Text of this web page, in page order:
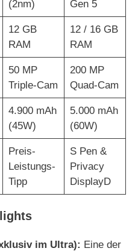
(2nm) Gen 5
12 GB
RAM
12 / 16 GB
RAM
50 MP
Triple-Cam
200 MP
Quad-Cam
4.900 mAh
(45W)
5.000 mAh
(60W)
Preis-
Leistungs-
Tipp
S Pen &
Privacy
DisplayD
im Ultra): Eine der